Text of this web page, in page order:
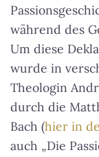
während des
Um diese
wurde in
Theologin
durch die
Bach (hier in
auch „Die